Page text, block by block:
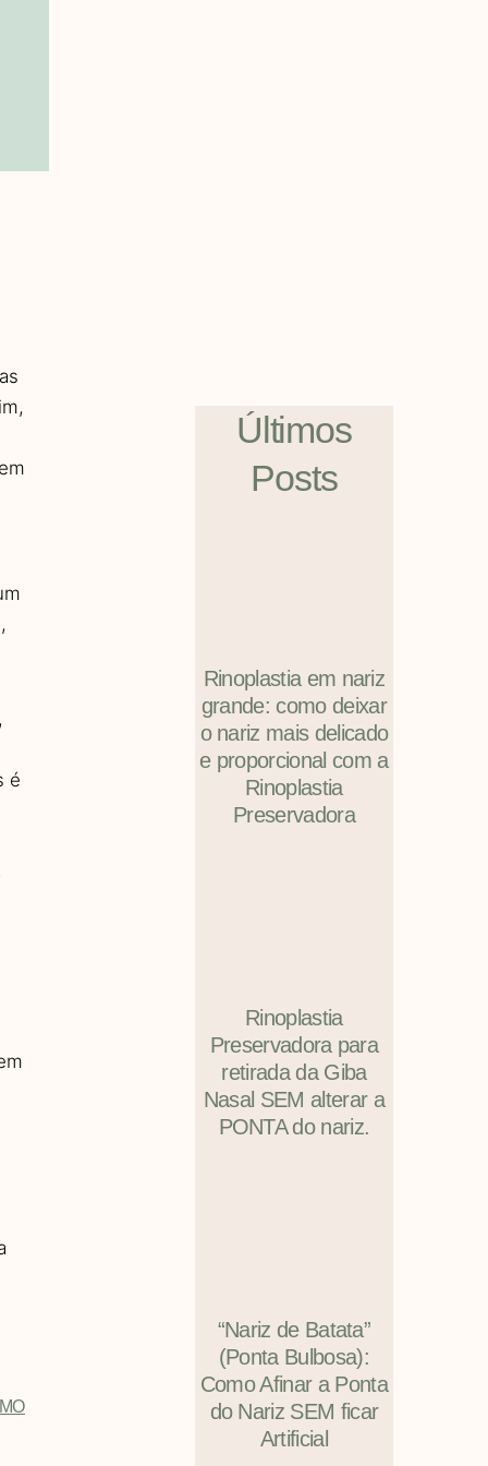
é
Últimos
Posts
Rinoplastia em nariz
grande: como deixar
o nariz mais delicado
e proporcional com a
Rinoplastia
Preservadora
Rinoplastia
Preservadora para
retirada da Giba
Nasal SEM alterar a
PONTA do nariz.
“Nariz de Batata”
(Ponta Bulbosa):
Como Afinar a Ponta
do Nariz SEM ficar
Artificial